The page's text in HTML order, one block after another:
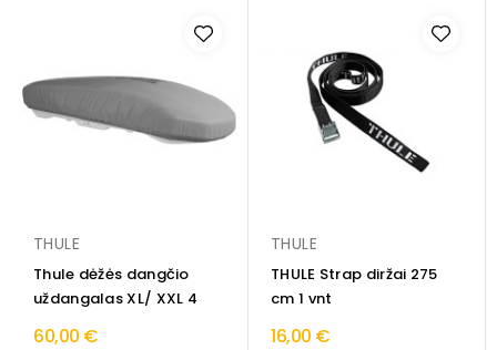
THULE
Thule dėžės dangčio
uždangalas XL/ XXL 4
60,00 €
THULE
THULE Strap diržai 275
cm 1 vnt
16,00 €